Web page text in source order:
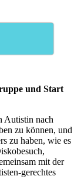
und Start
Autistin nach
zu können, und
zu haben, wie es
mit der
gerechtes